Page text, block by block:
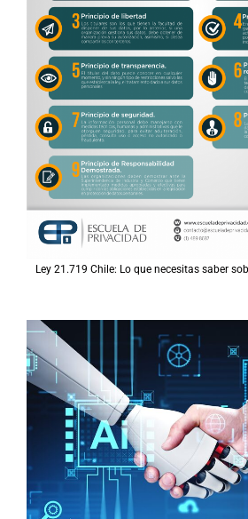
Ley 21.719 Chile: Lo que necesitas saber